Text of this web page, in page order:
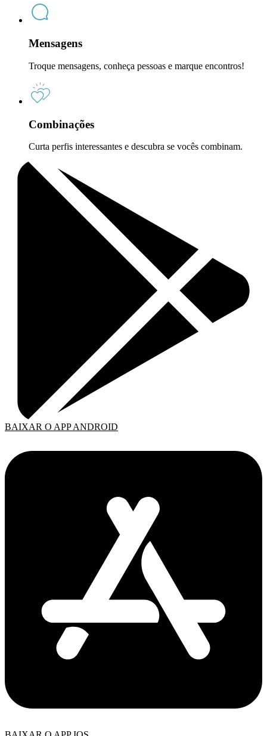
Mensagens
Troque mensagens, conheça pessoas e marque encontros!
Combinações
Curta perfis interessantes e descubra se vocês combinam.
BAIXAR O APP ANDROID